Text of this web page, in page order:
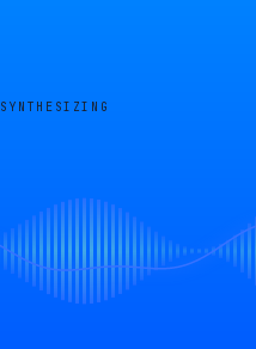
SYNTHESIZING